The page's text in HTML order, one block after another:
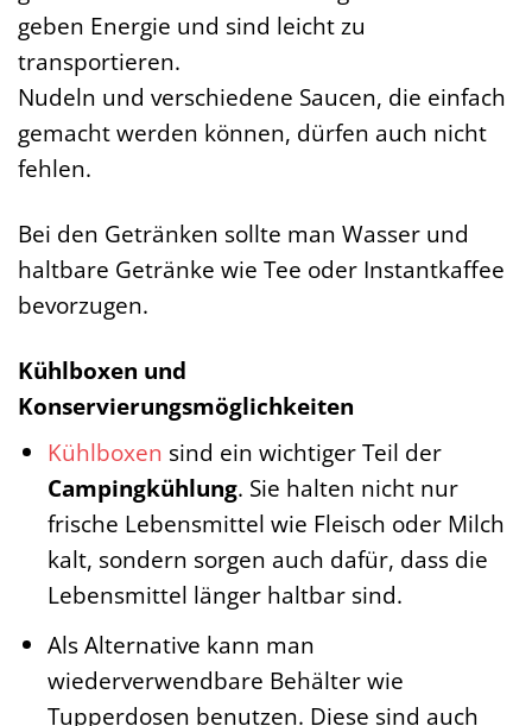
geben Energie und sind leicht zu
transportieren.
Nudeln und verschiedene Saucen, die einfach
gemacht werden können, dürfen auch nicht
fehlen.
Bei den Getränken sollte man Wasser und
haltbare Getränke wie Tee oder Instantkaffee
bevorzugen.
Kühlboxen und
Konservierungsmöglichkeiten
Kühlboxen sind ein wichtiger Teil der
Campingkühlung. Sie halten nicht nur
frische Lebensmittel wie Fleisch oder Milch
kalt, sondern sorgen auch dafür, dass die
Lebensmittel länger haltbar sind.
Als Alternative kann man
wiederverwendbare Behälter wie
Tupperdosen benutzen. Diese sind auch